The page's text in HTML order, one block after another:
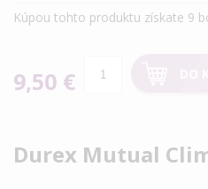
Kúpou tohto produktu získate 9
9,50 €
Durex Mutual